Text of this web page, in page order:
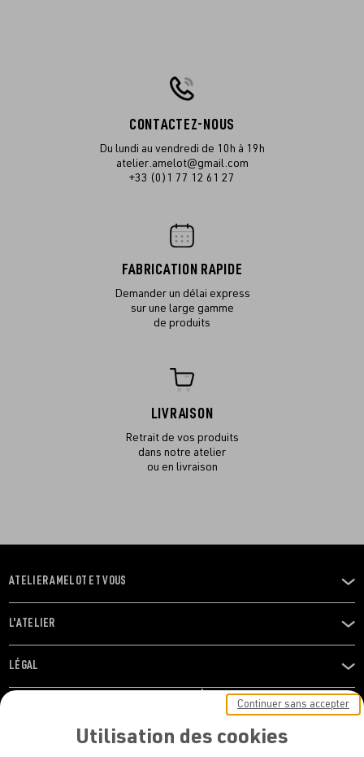
CONTACTEZ-NOUS
Du lundi au vendredi de 10h à 19h
atelier.amelot@gmail.com
+33 (0)1 77 12 61 27
FABRICATION RAPIDE
Demander un délai express
sur une large gamme
de produits
LIVRAISON
Retrait de vos produits
dans notre atelier
ou en livraison
OUVRIR
LE
MENU
ATELIER AMELOT ET VOUS
OUVRIR
LE
MENU
L'ATELIER
OUVRIR
LE
LÉGAL
RESTONS EN CONTACT ! ABONNEZ-VOUS À NOTRE
Utilisation des cookies
Continuer sans accepter